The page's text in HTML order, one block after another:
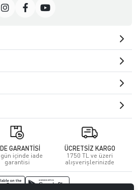
GARANTİSİ
içinde iade
garantisi
ÜCRETSİZ KARGO
1750 TL ve üzeri
alışverişlerinizde